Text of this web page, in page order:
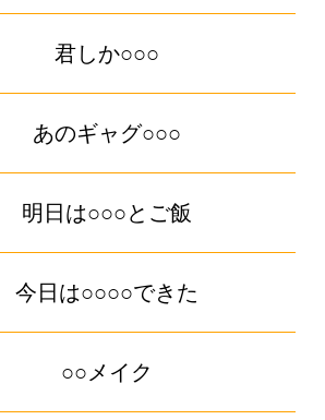
君しか○○○
あのギャグ○○○
明日は○○○とご飯
今日は○○○○できた
○○メイク